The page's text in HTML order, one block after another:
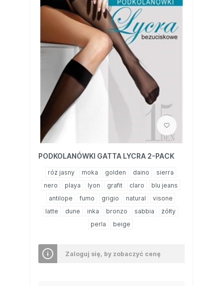
PODKOLANÓWKI GATTA LYCRA 2-PACK
róż jasny moka golden daino
sierra
nero
playa lyon grafit claro
blu jeans
antilope
fumo grigio natural
visone
latte
dune inka bronzo sabbia
żółty
perla
beige
Zaloguj się, by zobaczyć cenę